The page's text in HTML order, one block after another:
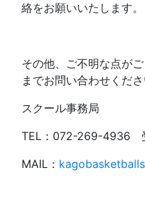
絡をお願いいたします。
その他、ご不明な点が
までお問い合わせくださ
スクール事務局
TEL：072-269-4936
MAIL：